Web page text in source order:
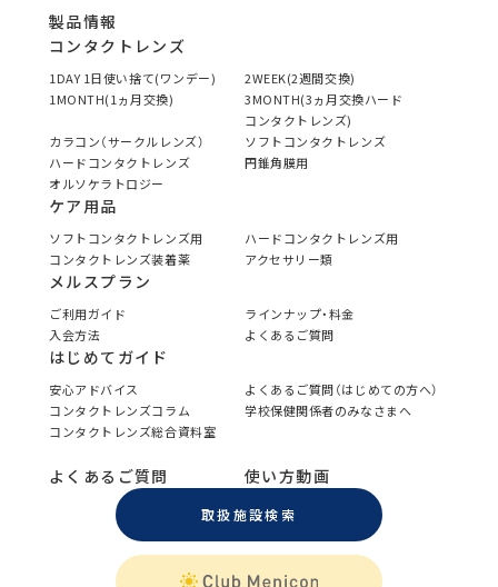
製品情報
コンタクトレンズ
1DAY 1日使い捨て(ワンデー)
2WEEK(2週間交換)
1MONTH(1ヵ月交換)
3MONTH(3ヵ月交換ハード
コンタクトレンズ)
カラコン（サークルレンズ）
ソフトコンタクトレンズ
ハードコンタクトレンズ
円錐角膜用
オルソケラトロジー
ケア用品
ソフトコンタクトレンズ用
ハードコンタクトレンズ用
コンタクトレンズ装着薬
アクセサリー類
メルスプラン
ご利用ガイド
ラインナップ・料金
入会方法
よくあるご質問
はじめてガイド
安心アドバイス
よくあるご質問（はじめての方へ）
コンタクトレンズコラム
学校保健関係者のみなさまへ
コンタクトレンズ総合資料室
よくあるご質問 使い方動画
取扱施設検索